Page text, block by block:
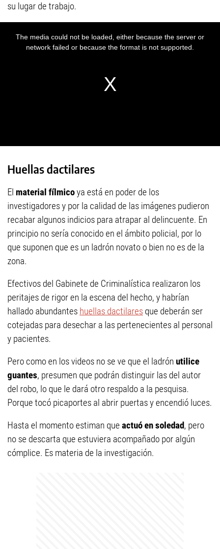
su lugar de trabajo.
Huellas dactilares
El material fílmicoya está en poder de los
investigadores y por la calidad de las imágenes pudieron
recabar algunos indicios para atrapar al delincuente. En
principio no sería conocido en el ámbito policial, por lo
que suponen que es un ladrón novato o bien no es de la
zona.
Efectivos del Gabinete de Criminalística realizaron los
peritajes de rigor en la escena del hecho, y habrían
hallado abundantes huellas dactilares que deberán ser
cotejadas para desechar a las pertenecientes al personal
y pacientes.
Pero como en los videos no se ve que el ladrón utilice
guantes, presumen que podrán distinguir las del autor
del robo, lo que le dará otro respaldo a la pesquisa.
Porque tocó picaportes al abrir puertas y encendió luces.
Hasta el momento estiman que actuó en soledad, pero
no se descarta que estuviera acompañado por algún
cómplice. Es materia de la investigación.